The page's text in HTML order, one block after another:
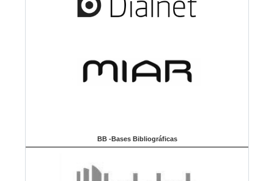
BB -Bases Bibliográficas